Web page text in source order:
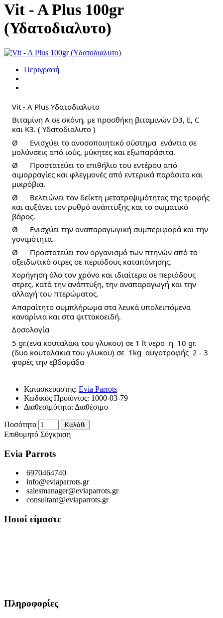
Vit - A Plus 100gr
(Υδατοδιαλυτο)
Περιγραφή
Vit - A Plus Υδατοδιαλυτο
Βιταμίνη Α σε σκόνη, με προσθήκη βιταμινών D3, Ε, C
και Κ3. ( Υδατοδιαλυτο )
Ø      Ενισχύει το ανοσοποιητικό σύστημα  ενάντια σε
μολύνσεις από ιούς, μύκητες και εξωπαράσιτα.
Ø      Προστατεύει το επιθήλιο του εντέρου από
αιμορραγίες και φλεγμονές από εντερικά παράσιτα και
μικρόβια.
Ø      Βελτιώνει τον δείκτη μετατρεψιμότητας της τροφής
και αυξάνει τον ρυθμό ανάπτυξης και το σωματικό
βάρος.
Ø      Ενισχύει την αναπαραγωγική συμπεριφορά και την
γονιμότητα.
Ø      Προστατεύει τον οργανισμό των πτηνών από το
οξειδωτικό στρες σε περιόδους καταπόνησης.
Χορήγηση όλο τον χρόνο και ιδιαίτερα σε περιόδους
στρες, κατά την ανάπτυξη, την αναπαραγωγή και την
αλλαγή του πτερώματος.
Απαραίτητο συμπλήρωμα στα λευκά υπολειπόμενα
καναρίνια και στα ψιττακοειδή.
Δοσολογία
5 gr.(ενα κουταλακι του γλυκου) σε 1 lt νερο  η  10 gr.
(δυο κουταλακια του γλυκου) σε  1kg  αυγοτροφής  2 - 3
φορές την εβδομάδα
Κατασκευαστής: Evia Parrots
Κωδικός Προϊόντος: 1000-03-79
Διαθεσιμότητα: Διαθέσιμο
Ποσότητα Καλάθι
Επιθυμητό Σύγκριση
Evia Parrots
6970464740
info@eviaparrots.gr
salesmanager@eviaparrots.gr
consultant@eviaparrots.gr
Ποιοί είμαστε
Πληροφορίες